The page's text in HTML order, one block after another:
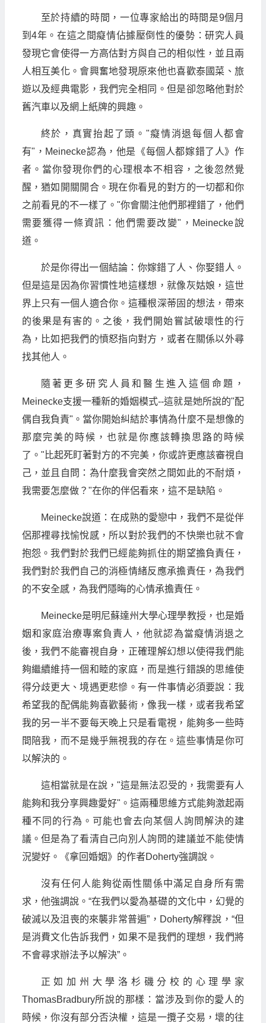
至於持續的時間，一位專家給出的時間是9個月
到4年。在這之間癡情佔據壓倒性的優勢：研究人員
發現它會使得一方高估對方與自己的相似性，並且兩
人相互美化。會興奮地發現原來他也喜歡泰國菜、旅
遊以及經典電影，我們完全相同。但是卻忽略他對於
舊汽車以及網上紙牌的興趣。
終於，真實抬起了頭。"癡情消退每個人都會
有"，Meinecke認為，他是《每個人都嫁錯了人》作
者。當你發現你們的心理根本不相容，之後忽然覺
醒，猶如開關開合。現在你看見的對方的一切都和你
之前看見的不一樣了。"你會關注他們那裡錯了，他們
需要獲得一條資訊：他們需要改變"，Meinecke說
道。
於是你得出一個結論：你嫁錯了人、你娶錯人。
但是這是因為你習慣性地這樣想，就像灰姑娘，這世
界上只有一個人適合你。這種根深蒂固的想法，帶來
的後果是有害的。之後，我們開始嘗試破壞性的行
為，比如把我們的憤怒指向對方，或者在關係以外尋
找其他人。
隨著更多研究人員和醫生進入這個命題，
Meinecke支援一種新的婚姻模式--這就是她所說的"配
偶自我負責"。當你開始糾結於事情為什麼不是想像的
那麼完美的時候，也就是你應該轉換思路的時候
了。"比起死盯著對方的不完美，你或許更應該審視自
己，並且自問：為什麼我會突然之間如此的不耐煩，
我需要怎麼做？"在你的伴侶看來，這不是缺陷。
Meinecke說道：在成熟的愛戀中，我們不是從伴
侶那裡尋找愉悅感，所以對於我們的不快樂也就不會
抱怨。我們對於我們已經能夠抓住的期望擔負責任，
我們對於我們自己的消極情緒反應承擔責任，為我們
的不安全感，為我們隱晦的心情承擔責任。
Meinecke是明尼蘇達州大學心理學教授，也是婚
姻和家庭治療專案負責人，他就認為當癡情消退之
後，我們不能審視自身，正確理解幻想以使得我們能
夠繼續維持一個和睦的家庭，而是進行錯誤的思維使
得分歧更大、境遇更悲慘。有一件事情必須要說：我
希望我的配偶能夠喜歡藝術，像我一樣，或者我希望
我的另一半不要每天晚上只是看電視，能夠多一些時
間陪我，而不是幾乎無視我的存在。這些事情是你可
以解決的。
這相當就是在說，"這是無法忍受的，我需要有人
能夠和我分享興趣愛好"。這兩種思維方式能夠激起兩
種不同的行為。可能也會去向某個人詢問解決的建
議。但是為了看清自己向別人詢問的建議並不能使情
況變好。《拿回婚姻》的作者Doherty強調說。
沒有任何人能夠從兩性關係中滿足自身所有需
求，他強調說。“在我們以愛為基礎的文化中，幻覺的
破滅以及沮喪的來襲非常普遍”，Doherty解釋說，“但
是消費文化告訴我們，如果不是我們的理想，我們將
不會尋求辦法予以解決”。
正如加州大學洛杉磯分校的心理學家
ThomasBradbury所說的那樣：當涉及到你的愛人的
時候，你沒有部分否決權，這是一攬子交易，壞的往